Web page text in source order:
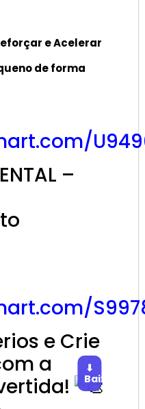
eforçar e Acelerar
de forma
–
e Crie
a
⬇
Baixar